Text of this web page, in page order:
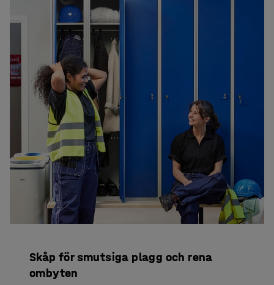
Skåp för smutsiga plagg och rena
ombyten